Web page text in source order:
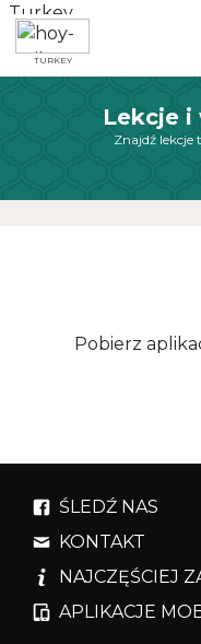
TURKEY
Lekcje i
Znajdź
Pobierz
ŚLEDŹ NAS
KONTAKT
NAJCZĘŚCIEJ
APLIKACJE